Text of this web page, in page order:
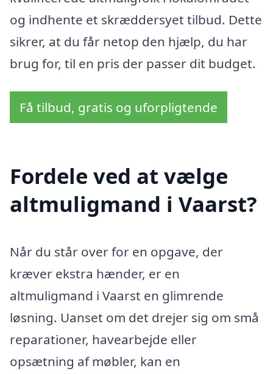
og indhente et skræddersyet tilbud. Dette
sikrer, at du får netop den hjælp, du har
brug for, til en pris der passer dit budget.
Få tilbud, gratis og uforpligtende
Fordele ved at vælge
altmuligmand i Vaarst?
Når du står over for en opgave, der
kræver ekstra hænder, er en
altmuligmand i Vaarst en glimrende
løsning. Uanset om det drejer sig om små
reparationer, havearbejde eller
opsætning af møbler, kan en